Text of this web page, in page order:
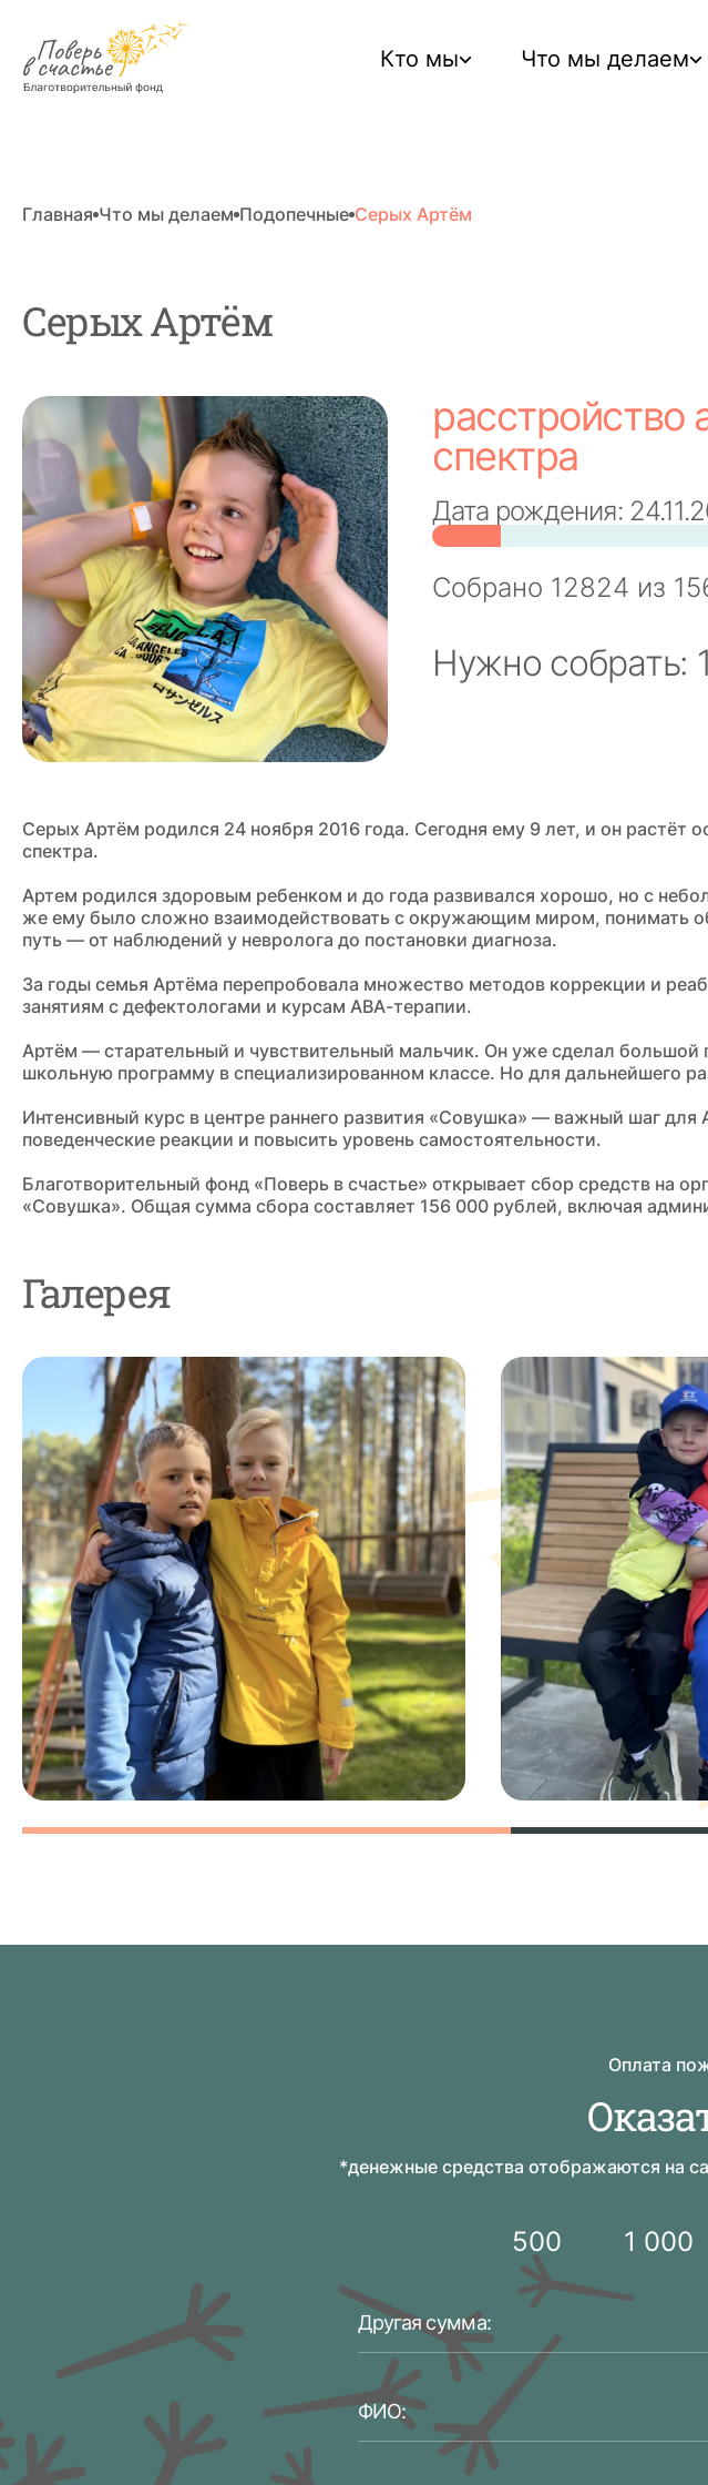
Кто мы Что мы делаем
Главная Что мы делаем Подопечные Серых Артём
Серых Артём
расстройство
спектра
Дата рождения:
Собрано 12824 из
Нужно собрать:
Серых Артём родился 24 ноября 2016 года. Сегодня ему 9 лет, и он
спектра.
Артем родился здоровым ребенком и до года развивался хорошо, но с
же ему было сложно взаимодействовать с окружающим миром, понимать
путь — от наблюдений у невролога до постановки диагноза.
За годы семья Артёма перепробовала множество методов коррекции и
занятиям с дефектологами и курсам АВА-терапии.
Артём — старательный и чувствительный мальчик. Он уже сделал большой
школьную программу в специализированном классе. Но для дальнейшего
Интенсивный курс в центре раннего развития «Совушка» — важный шаг
поведенческие реакции и повысить уровень самостоятельности.
Благотворительный фонд «Поверь в счастье» открывает сбор средств на
«Совушка». Общая сумма сбора составляет 156 000 рублей, включая
Галерея
Оплата
*денежные средства отображаются на
500 1 000